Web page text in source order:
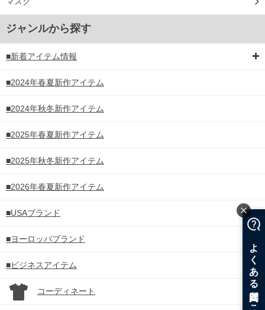
ジャンルから探す
■新着アイテム情報
■2024年春夏新作アイテム
■2024年秋冬新作アイテム
■2025年春夏新作アイテム
■2025年秋冬新作アイテム
■2026年春夏新作アイテム
■USAブランド
■ヨーロッパブランド
■ビジネスアイテム
コーディネート